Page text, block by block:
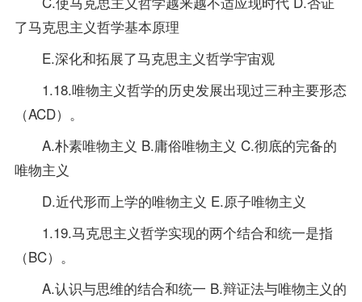
了马克思主义哲学基本原理
E.深化和拓展了马克思主义哲学宇宙观
1.18.唯物主义哲学的历史发展出现过三种主要形态
（ACD）。
A.朴素唯物主义 B.庸俗唯物主义 C.彻底的完备的
唯物主义
D.近代形而上学的唯物主义 E.原子唯物主义
1.19.马克思主义哲学实现的两个结合和统一是指
（BC）。
A.认识与思维的结合和统一 B.辩证法与唯物主义的